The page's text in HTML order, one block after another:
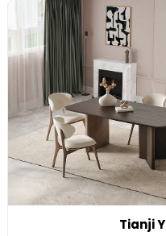
Tianji